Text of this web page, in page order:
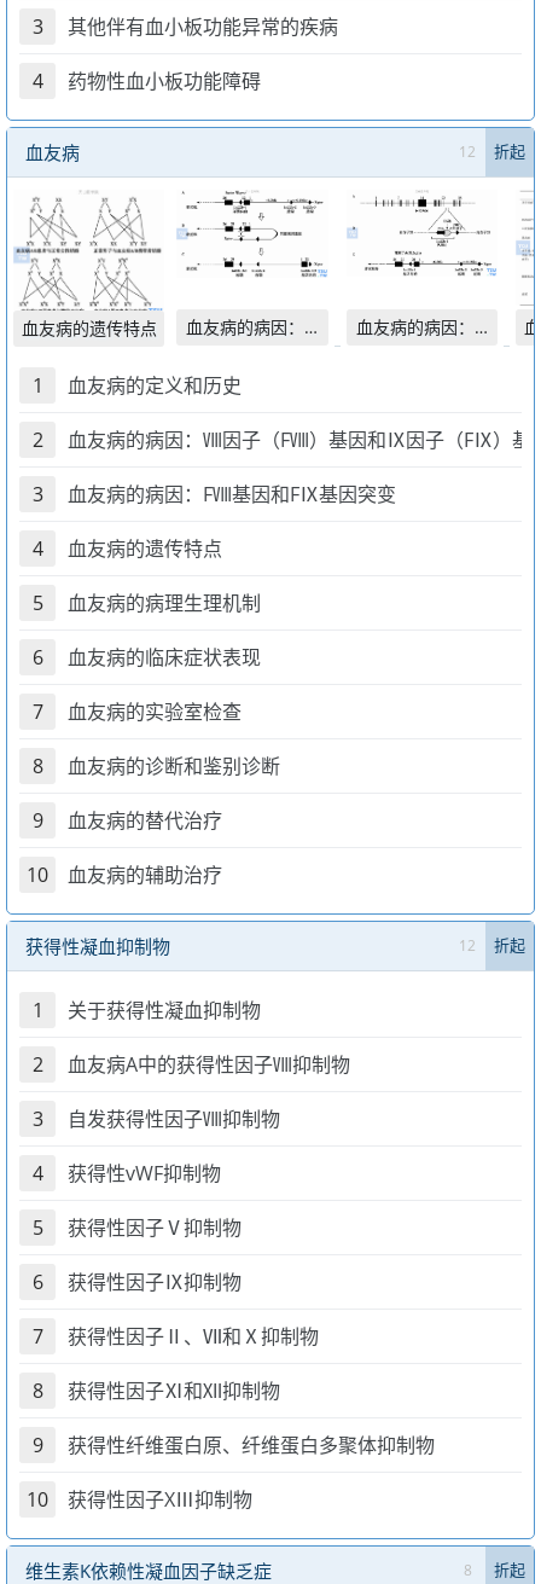
3 其他伴有血小板功能异常的疾病
4 药物性血小板功能障碍
血友病 12 折起
血友病的遗传特点 血友病的病因：FⅧ基因血友病的病因：Ⅷ因子
1 血友病的定义和历史
2 血友病的病因：Ⅷ因子（FⅧ）基因和Ⅸ因子（FⅨ）基
3 血友病的病因：FⅧ基因和FⅨ基因突变
4 血友病的遗传特点
5 血友病的病理生理机制
6 血友病的临床症状表现
7 血友病的实验室检查
8 血友病的诊断和鉴别诊断
9 血友病的替代治疗
10 血友病的辅助治疗
获得性凝血抑制物 12 折起
1 关于获得性凝血抑制物
2 血友病A中的获得性因子Ⅷ抑制物
3 自发获得性因子Ⅷ抑制物
4 获得性vWF抑制物
5 获得性因子Ⅴ抑制物
6 获得性因子Ⅸ抑制物
7 获得性因子Ⅱ、Ⅶ和Ⅹ抑制物
8 获得性因子Ⅺ和Ⅻ抑制物
9 获得性纤维蛋白原、纤维蛋白多聚体抑制物
10 获得性因子XⅢ抑制物
维生素K依赖性凝血因子缺乏症 8 折起